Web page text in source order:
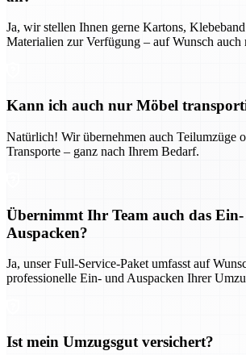
Ja, wir stellen Ihnen gerne Kartons,
Materialien zur Verfügung – auf Wunsch
Kann ich auch nur Möbel
Natürlich! Wir übernehmen auch Teilumzüge
Transporte – ganz nach Ihrem Bedarf.
Übernimmt Ihr Team auch das
Auspacken?
Ja, unser Full-Service-Paket umfasst auf
professionelle Ein- und Auspacken Ihrer
Ist mein Umzugsgut versichert?